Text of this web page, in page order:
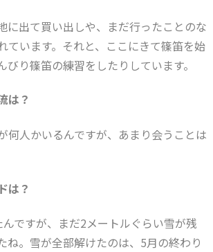
に出て買い出しや、まだ行ったことのな
ています。それと、ここにきて篠笛を始
びり篠笛の練習をしたりしています。
は？
何人かいるんですが、あまり会うことは
は？
ですが、まだ2メートルぐらい雪が残
ね。雪が全部解けたのは、5月の終わり